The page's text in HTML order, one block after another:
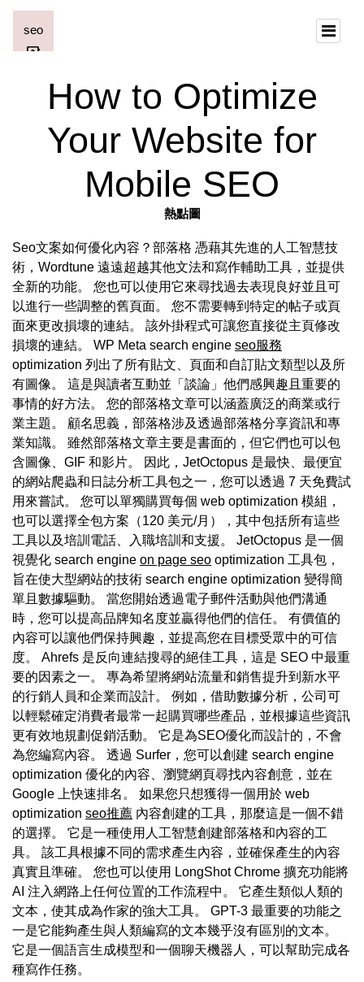
How to Optimize
Your Website for
Mobile SEO
熱點圖
Seo文案如何優化內容？部落格 憑藉其先進的人工智慧技
術，Wordtune 遠遠超越其他文法和寫作輔助工具，並提供
全新的功能。 您也可以使用它來尋找過去表現良好並且可
以進行一些調整的舊頁面。 您不需要轉到特定的帖子或頁
面來更改損壞的連結。 該外掛程式可讓您直接從主頁修改
損壞的連結。 WP Meta search engine seo服務
optimization 列出了所有貼文、頁面和自訂貼文類型以及所
有圖像。 這是與讀者互動並「談論」他們感興趣且重要的
事情的好方法。 您的部落格文章可以涵蓋廣泛的商業或行
業主題。 顧名思義，部落格涉及透過部落格分享資訊和專
業知識。 雖然部落格文章主要是書面的，但它們也可以包
含圖像、GIF 和影片。 因此，JetOctopus 是最快、最便宜
的網站爬蟲和日誌分析工具包之一，您可以透過 7 天免費試
用來嘗試。 您可以單獨購買每個 web optimization 模組，
也可以選擇全包方案（120 美元/月），其中包括所有這些
工具以及培訓電話、入職培訓和支援。 JetOctopus 是一個
視覺化 search engine on page seo optimization 工具包，
旨在使大型網站的技術 search engine optimization 變得簡
單且數據驅動。 當您開始透過電子郵件活動與他們溝通
時，您可以提高品牌知名度並贏得他們的信任。 有價值的
內容可以讓他們保持興趣，並提高您在目標受眾中的可信
度。 Ahrefs 是反向連結搜尋的絕佳工具，這是 SEO 中最重
要的因素之一。 專為希望將網站流量和銷售提升到新水平
的行銷人員和企業而設計。 例如，借助數據分析，公司可
以輕鬆確定消費者最常一起購買哪些產品，並根據這些資訊
更有效地規劃促銷活動。 它是為SEO優化而設計的，不會
為您編寫內容。 透過 Surfer，您可以創建 search engine
optimization 優化的內容、瀏覽網頁尋找內容創意，並在
Google 上快速排名。 如果您只想獲得一個用於 web
optimization seo推薦 內容創建的工具，那麼這是一個不錯
的選擇。 它是一種使用人工智慧創建部落格和內容的工
具。 該工具根據不同的需求產生內容，並確保產生的內容
真實且準確。 您也可以使用 LongShot Chrome 擴充功能將
AI 注入網路上任何位置的工作流程中。 它產生類似人類的
文本，使其成為作家的強大工具。 GPT-3 最重要的功能之
一是它能夠產生與人類編寫的文本幾乎沒有區別的文本。
它是一個語言生成模型和一個聊天機器人，可以幫助完成各
種寫作任務。